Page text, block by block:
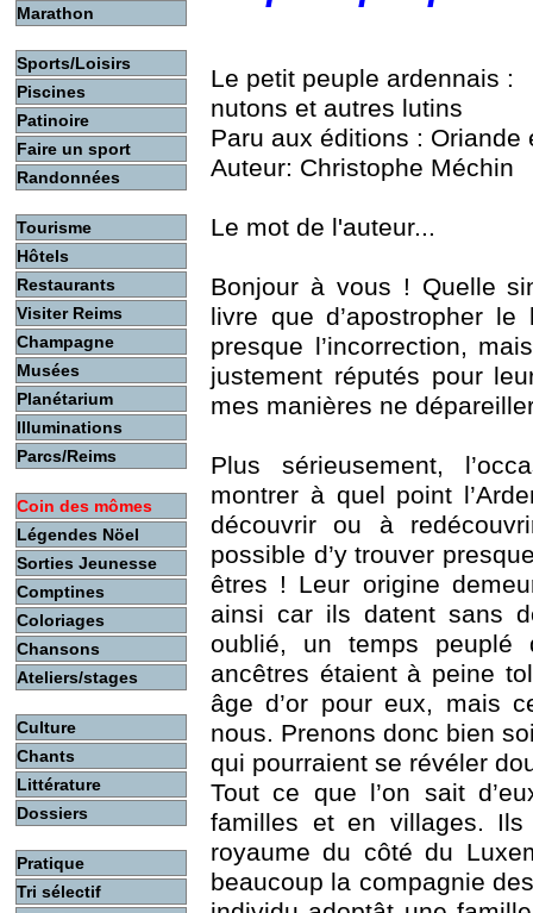
Marathon
Sports/Loisirs
Piscines
Patinoire
Faire un sport
Randonnées
Tourisme
Hôtels
Restaurants
Visiter Reims
Champagne
Musées
Planétarium
Illuminations
Parcs/Reims
Coin des mômes
Légendes Nöel
Sorties Jeunesse
Comptines
Coloriages
Chansons
Ateliers/stages
Culture
Chants
Littérature
Dossiers
Pratique
Tri sélectif
Le petit peuple ardennais :
nutons et autres lutins
Paru aux éditions : Oriande
Auteur: Christophe Méchin
Le mot de l'auteur...
Bonjour à vous ! Quelle
livre que d’apostropher
presque l’incorrection,
justement réputés pour
mes manières ne
Plus sérieusement,
montrer à quel point
découvrir ou à
possible d’y trouver
êtres ! Leur origine
ainsi car ils datent sans
oublié, un temps peuplé
ancêtres étaient à peine
âge d’or pour eux, mais
nous. Prenons donc bien
qui pourraient se révéler
Tout ce que l’on sait
familles et en villages.
royaume du côté du
beaucoup la compagnie